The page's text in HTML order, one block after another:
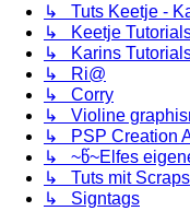
↳ Tuts Keetje -
↳ Keetje
↳ Karins
↳ Ri@
↳ Corry
↳ Violine
↳ PSP Creation
↳ ~წ~Elfes
↳ Tuts mit Scraps
↳ Signtags